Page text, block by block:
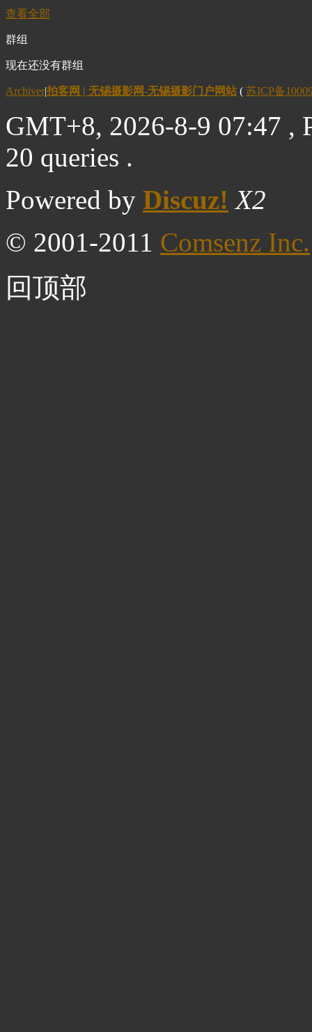
查看全部
群组
现在还没有群组
Archiver|拍客网 | 无锡摄影网-无锡摄影门户网站 ( 苏ICP备
GMT+8, 2026-8-9 07:47 ,
20 queries .
Powered by Discuz! X2
© 2001-2011 Comsenz Inc.
回顶部